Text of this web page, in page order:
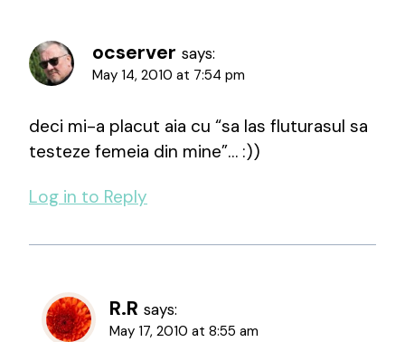
ocserver says:
May 14, 2010 at 7:54 pm
deci mi-a placut aia cu “sa las fluturasul sa
testeze femeia din mine”… :))
Log in to Reply
R.R says:
May 17, 2010 at 8:55 am